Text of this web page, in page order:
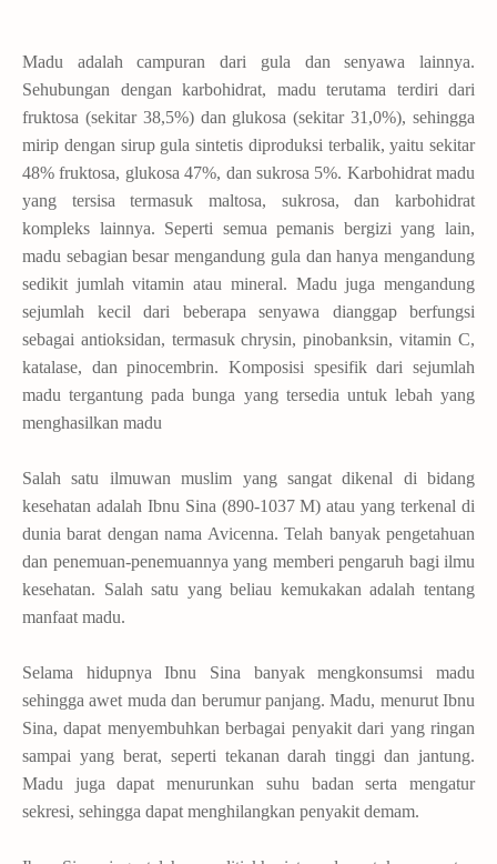
Madu adalah campuran dari gula dan senyawa lainnya.
Sehubungan dengan karbohidrat, madu terutama terdiri dari
fruktosa (sekitar 38,5%) dan glukosa (sekitar 31,0%), sehingga
mirip dengan sirup gula sintetis diproduksi terbalik, yaitu sekitar
48% fruktosa, glukosa 47%, dan sukrosa 5%. Karbohidrat madu
yang tersisa termasuk maltosa, sukrosa, dan karbohidrat
kompleks lainnya. Seperti semua pemanis bergizi yang lain,
madu sebagian besar mengandung gula dan hanya mengandung
sedikit jumlah vitamin atau mineral. Madu juga mengandung
sejumlah kecil dari beberapa senyawa dianggap berfungsi
sebagai antioksidan, termasuk chrysin, pinobanksin, vitamin C,
katalase, dan pinocembrin. Komposisi spesifik dari sejumlah
madu tergantung pada bunga yang tersedia untuk lebah yang
menghasilkan madu
Salah satu ilmuwan muslim yang sangat dikenal di bidang
kesehatan adalah Ibnu Sina (890-1037 M)atau yang terkenal di
dunia barat dengan nama Avicenna. Telah banyak pengetahuan
dan penemuan-penemuannya yang memberi pengaruh bagi ilmu
kesehatan. Salah satu yang beliau kemukakan adalah tentang
manfaat madu.
Selama hidupnya Ibnu Sina banyak mengkonsumsi madu
sehingga awet muda dan berumur panjang. Madu, menurut Ibnu
Sina, dapat menyembuhkan berbagai penyakit dari yang ringan
sampai yang berat, seperti tekanan darah tinggi dan jantung.
Madu juga dapat menurunkan suhu badan serta mengatur
sekresi, sehingga dapat menghilangkan penyakit demam.